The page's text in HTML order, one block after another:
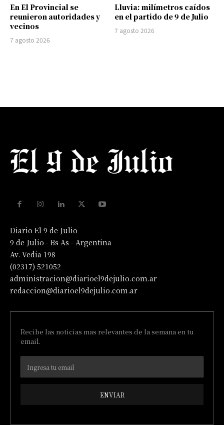
En El Provincial se
reunieron autoridades y
vecinos
7 agosto 2026
Lluvia: milímetros caídos
en el partido de 9 de Julio
7 agosto 2026
Diario El 9 de Julio
9 de Julio - Bs As - Argentina
Av. Vedia 198
(02317) 521052
administracion@diarioel9dejulio.com.ar
redaccion@diarioel9dejulio.com.ar
Recibe las noticias mas relevantes de la semana en tu
email.
ENVIAR